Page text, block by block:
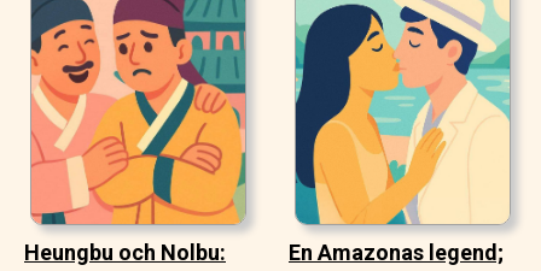
Heungbu och Nolbu:
En Amazonas legend;